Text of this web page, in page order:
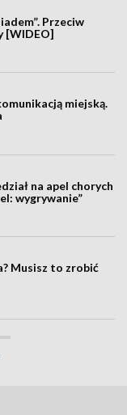
Przeciw
[WIDEO]
miejską.
na apel chorych
wygrywanie”
Musisz to zrobić